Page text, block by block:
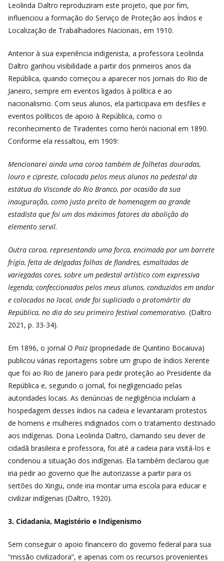
Leolinda Daltro reproduziram este projeto, que por fim,
influenciou a formação do Serviço de Proteção aos Índios e
Localização de Trabalhadores Nacionais, em 1910.
Anterior à sua experiência indigenista, a professora Leolinda
Daltro ganhou visibilidade a partir dos primeiros anos da
República, quando começou a aparecer nos jornais do Rio de
Janeiro, sempre em eventos ligados à política e ao
nacionalismo. Com seus alunos, ela participava em desfiles e
eventos políticos de apoio à República, como o
reconhecimento de Tiradentes como herói nacional em 1890.
Conforme ela ressaltou, em 1909:
Mencionarei ainda uma coroa também de folhetas douradas,
louro e cipreste, colocada pelos meus alunos no pedestal da
estátua do Visconde do Rio Branco, por ocasião da sua
inauguração, como justo preito de homenagem ao grande
estadista que foi um dos máximos fatores da abolição do
elemento servil.
Outra coroa, representando uma forca, encimada por um barrete
frígio, feita de delgadas folhas de flandres, esmaltadas de
variegadas cores, sobre um pedestal artístico com expressiva
legenda, confeccionados pelos meus alunos, conduzidos em andor
e colocados no local, onde foi supliciado o protomártir da
República, no dia do seu primeiro festival comemorativo. (Daltro
2021, p. 33-34).
Em 1896, o jornal O Paiz (propriedade de Quintino Bocaiuva)
publicou várias reportagens sobre um grupo de índios Xerente
que foi ao Rio de Janeiro para pedir proteção ao Presidente da
República e, segundo o jornal, foi negligenciado pelas
autoridades locais. As denúncias de negligência incluíam a
hospedagem desses índios na cadeia e levantaram protestos
de homens e mulheres indignados com o tratamento destinado
aos indígenas. Dona Leolinda Daltro, clamando seu dever de
cidadã brasileira e professora, foi até a cadeia para visitá-los e
condenou a situação dos indígenas. Ela também declarou que
iria pedir ao governo que lhe autorizasse a partir para os
sertões do Xingu, onde iria montar uma escola para educar e
civilizar indígenas (Daltro, 1920).
3. Cidadania, Magistério e Indigenismo
Sem conseguir o apoio financeiro do governo federal para sua
“missão civilizadora”, e apenas com os recursos provenientes